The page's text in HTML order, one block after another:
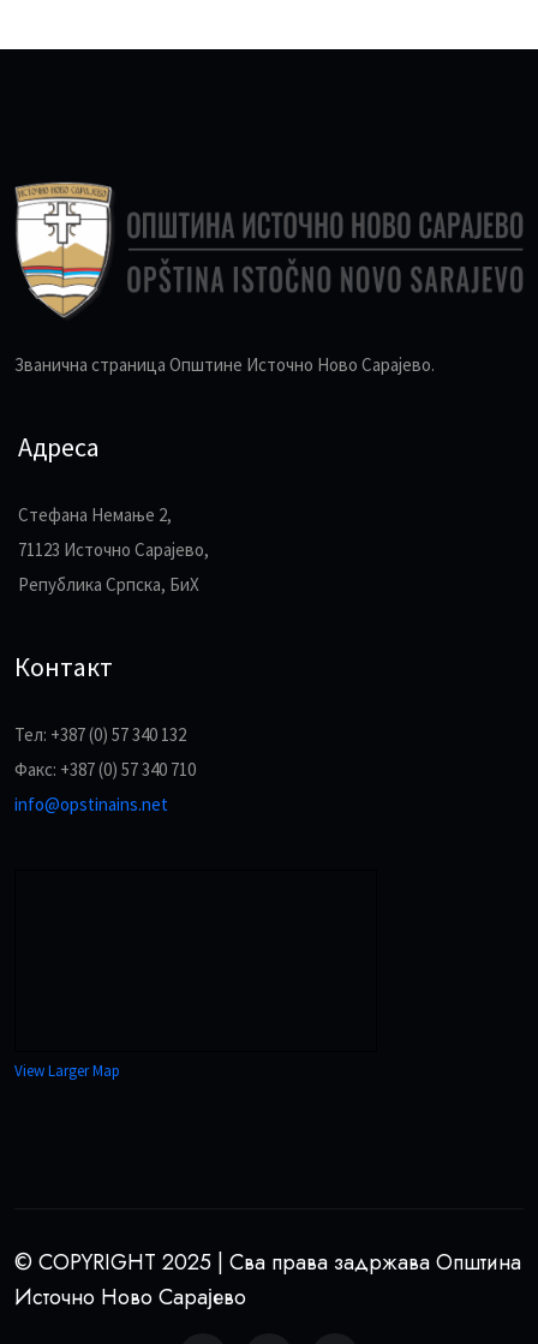
Званична страница Општине Источно Ново Сарајево.
Адреса
Стефана Немање 2,
71123 Источно Сарајево,
Република Српска, БиХ
Контакт
Тел: +387 (0) 57 340 132
Факс: +387 (0) 57 340 710
info@opstinains.net
View Larger Map
© COPYRIGHT 2025 | Сва права задржава Општина
Источно Ново Сарајево